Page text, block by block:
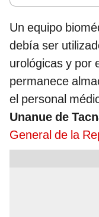
Un equipo
debía ser
urológicas y por
permanece
el personal
Unanue de
General de la